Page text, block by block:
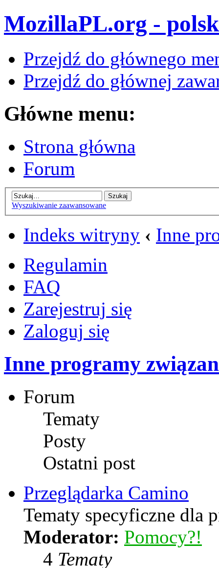
MozillaPL.org -
Przejdź do głównego
Przejdź do głównej
Główne menu:
Strona główna
Forum
Wyszukiwanie zaawansowane
Indeks witryny ‹ Inne
Regulamin
FAQ
Zarejestruj się
Zaloguj się
Inne programy
Forum
Tematy
Posty
Ostatni post
Przeglądarka Camino
Tematy specyficzne dla
Moderator: Pomocy?!
4 Tematy